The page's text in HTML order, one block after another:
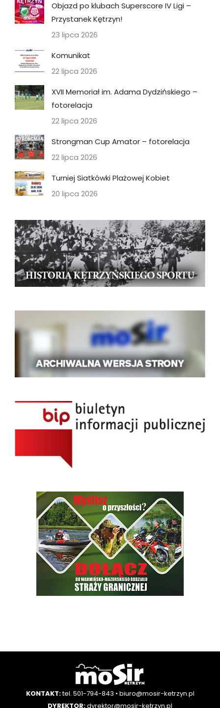
Objazd po klubach Superscore IV Ligi –
Przystanek Kętrzyn!
23 lipca 2026
Komunikat
22 lipca 2026
XVII Memoriał im. Adama Dydzińskiego –
fotorelacja
22 lipca 2026
Strongman Cup Amator – fotorelacja
22 lipca 2026
Turniej Siatkówki Plażowej Kobiet
20 lipca 2026
KONTAKT:tel. 501-794-843 • biuro@mosir-ketrzyn.pl
DYREKTOR:dyrektor@mosir-ketrzyn.pl